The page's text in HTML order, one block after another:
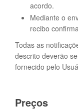
acordo.
Mediante o
recibo
Todas as
descrito deverão
fornecido pelo
Preços